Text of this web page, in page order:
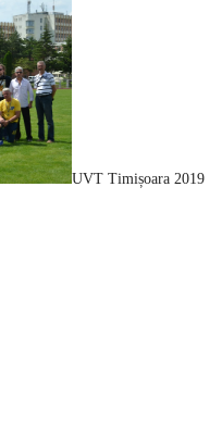
UVT Timișoara 2019